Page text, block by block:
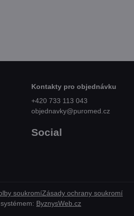
Kontakty pro objednávku
+420 733 113 043
objednavky@puromed.cz
Social
soukromíZásady ochrany soukromí
ByznysWeb.cz